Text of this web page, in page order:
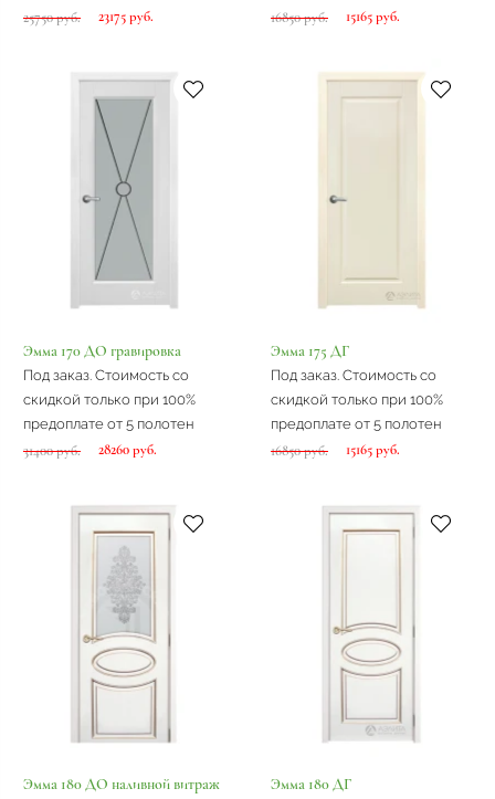
25750 руб. 23175 руб. 16850 руб. 15165 руб.
Эмма 170 ДО гравировка
Под заказ. Стоимость со
скидкой только при 100%
предоплате от 5 полотен
31400 руб. 28260 руб.
Эмма 175 ДГ
Под заказ. Стоимость со
скидкой только при 100%
предоплате от 5 полотен
16850 руб. 15165 руб.
Эмма 180 ДО наливной витраж Эмма 180 ДГ